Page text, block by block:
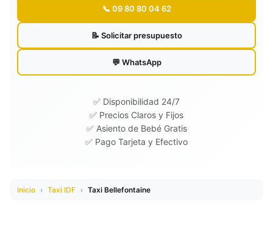
📞 09 80 80 04 62
📝 Solicitar presupuesto
💬 WhatsApp
✅ Disponibilidad 24/7
✅ Precios Claros y Fijos
✅ Asiento de Bebé Gratis
✅ Pago Tarjeta y Efectivo
Inicio › Taxi IDF › Taxi Bellefontaine